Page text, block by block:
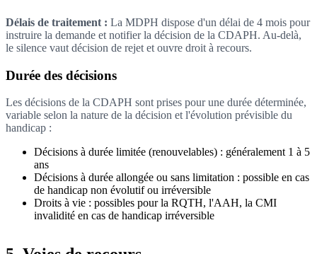
Délais de traitement : La MDPH dispose d'un délai de 4 mois pour
instruire la demande et notifier la décision de la CDAPH. Au-delà,
le silence vaut décision de rejet et ouvre droit à recours.
Durée des décisions
Les décisions de la CDAPH sont prises pour une durée déterminée,
variable selon la nature de la décision et l'évolution prévisible du
handicap :
Décisions à durée limitée (renouvelables) : généralement 1 à 5
ans
Décisions à durée allongée ou sans limitation : possible en cas
de handicap non évolutif ou irréversible
Droits à vie : possibles pour la RQTH, l'AAH, la CMI
invalidité en cas de handicap irréversible